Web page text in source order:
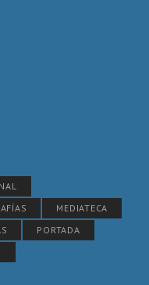
MEDIATECA
PORTADA